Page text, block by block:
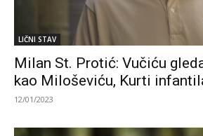
LIČNI STAV
Milan St. Protić: Vučiću
kao Miloševiću, Kurti
12/01/2023